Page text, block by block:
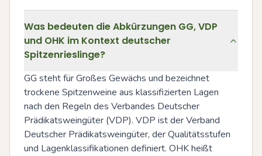
Was bedeuten die Abkürzungen GG, VDP
und OHK im Kontext deutscher
Spitzenrieslinge?
GG steht für Großes Gewächs und bezeichnet
trockene Spitzenweine aus klassifizierten Lagen
nach den Regeln des Verbandes Deutscher
Prädikatsweingüter (VDP). VDP ist der Verband
Deutscher Prädikatsweingüter, der Qualitätsstufen
und Lagenklassifikationen definiert. OHK heißt